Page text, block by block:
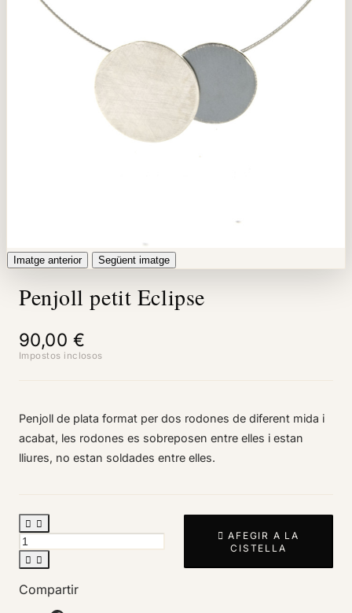
Imatge anterior Següent imatge
Penjoll petit Eclipse
90,00 €
Impostos inclosos
Penjoll de plata format per dos rodones de diferent mida i
acabat, les rodones es sobreposen entre elles i estan
lliures, no estan soldades entre elles.
 
 
 AFEGIR A LA
CISTELLA
Compartir